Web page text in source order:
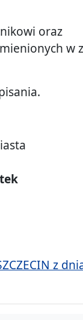
oraz
w
z